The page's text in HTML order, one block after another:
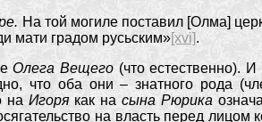
На той могиле поставил [Олма]
мати градом русьским»[xvi].
Олега Вещего (что естественно).
что оба они – знатного рода
на Игоря как насына Рюрика
на власть перед лицом